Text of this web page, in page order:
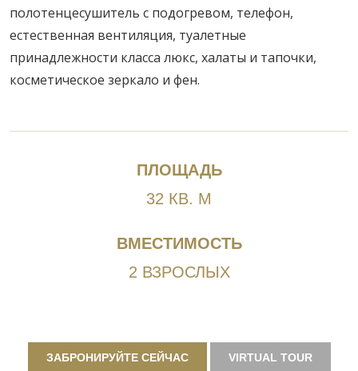
полотенцесушитель с подогревом, телефон,
естественная вентиляция, туалетные
принадлежности класса люкс, халаты и тапочки,
косметическое зеркало и фен.
ПЛОЩАДЬ
32 КВ. М
ВМЕСТИМОСТЬ
2 ВЗРОСЛЫХ
ЗАБРОНИРУЙТЕ СЕЙЧАС VIRTUAL TOUR